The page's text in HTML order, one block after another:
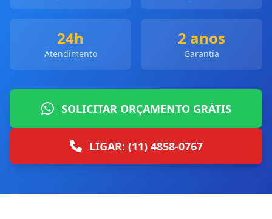
24h
Atendimento
2 anos
Garantia
SOLICITAR ORÇAMENTO GRÁTIS
LIGAR: (11) 4858-0767